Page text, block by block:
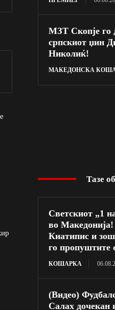
МЗТ Скопје го
српскиот џин
Николиќ!
МАКЕДОНСКА
Тазе
Светскиот „1
во
Киатипис и
го пропуштите
КОШАРКА
(Видео)
Салах дочекан